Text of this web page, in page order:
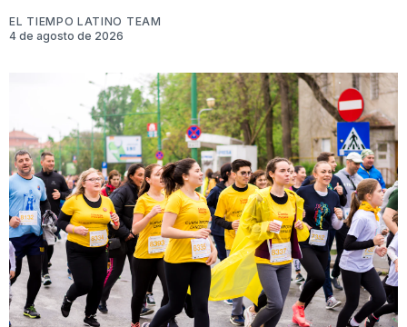
EL TIEMPO LATINO TEAM
4 de agosto de 2026